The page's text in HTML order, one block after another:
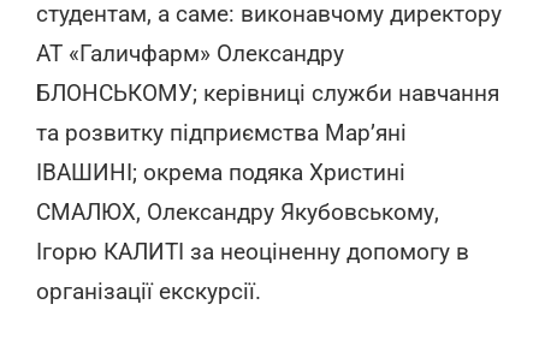
студентам, а саме: виконавчому директору
АТ «Галичфарм» Олександру
БЛОНСЬКОМУ; керівниці служби навчання
та розвитку підприємства Мар’яні
ІВАШИНІ; окрема подяка Христині
СМАЛЮХ, Олександру Якубовському,
Ігорю КАЛИТІ за неоціненну допомогу в
організації екскурсії.